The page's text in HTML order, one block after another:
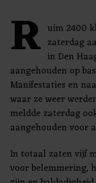
R uim 2400
zaterdag
in Den
aangehouden op
Manifestaties en
waar ze weer
meldde zaterdag
aangehouden voor
In totaal zaten vijf
voor belemmering,